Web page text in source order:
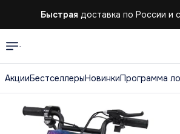
Быстрая доставка по России и
АкцииБестселлерыНовинкиПрограмма